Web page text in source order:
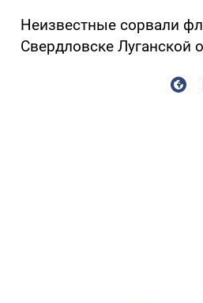
Неизвестные сорвали
Свердловске Луганской